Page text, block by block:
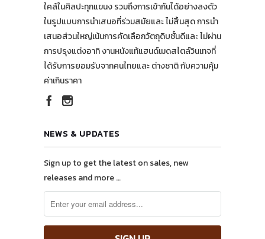
ใคล้ในศิลปะทุกแขนง รวมถึงการเข้ากันได้อย่างลงตัว
ในรูปแบบการนำเสนอที่ร่วมสมัยและ ไม่สิ้นสุด การนำ
เสนอส่วนใหญ่เน้นการคัดเลือกวัตถุดิบชั้นดีและ ไม่ผ่าน
การปรุงแต่งอาทิ งานหนังแท้แฮนด์เมดสไตล์วินเทจที่
ได้รับการยอมรับจากคนไทยและ ต่างชาติ กับความคุ้ม
ค่าเกินราคา
NEWS & UPDATES
Sign up to get the latest on sales, new
releases and more …